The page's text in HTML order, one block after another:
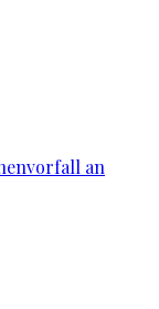
an